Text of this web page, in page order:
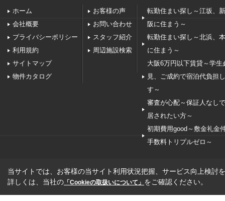
ホーム
会社概要
プライバシーポリシー
利用規約
サイトマップ
物件カタログ
お客様の声
お問い合わせ
スタッフ紹介
周辺施設検索
転勤住まい探し～江坂、
阪に住まう～
転勤住まい探し～北浜、
に住まう～
大阪6万円以下賃貸～学生
見、ご成約で宿泊代負担
す～
審査が心配～保証人なし
居されたい方～
初期費用good～敷金礼金
手数料トリプルゼロ～
当サイトでは、お客様の当サイト利用状況把握、サービス向上検討
詳しくは、当社の 「Cookieの取扱いについて」 をご確認ください。